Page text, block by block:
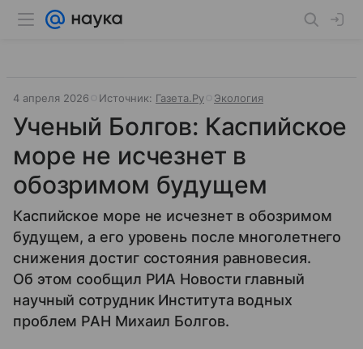
4 апреля 2026 Источник: Газета.Ру Экология
Ученый Болгов: Каспийское
море не исчезнет в
обозримом будущем
Каспийское море не исчезнет в обозримом
будущем, а его уровень после многолетнего
снижения достиг состояния равновесия.
Об этом сообщил РИА Новости главный
научный сотрудник Института водных
проблем РАН Михаил Болгов.